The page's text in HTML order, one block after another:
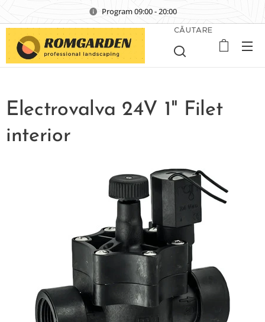
Program 09:00 - 20:00
CĂUTARE
Electrovalva 24V 1" Filet
interior